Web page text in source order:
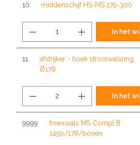
10 middenschijf HS-MS 179-300
In het
11
afstrijker - hoek strooiwalsring
Ø178
In het
9999
freeswals MS Compl B
1450/178/boven